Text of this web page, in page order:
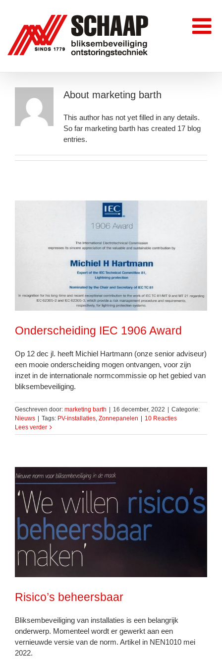
content
About marketing barth
This author has not yet filled in any details.
So far marketing barth has created 17 blog
entries.
Onderscheiding IEC 1906 Award
Op 12 dec jl. heeft Michiel Hartmann (onze senior adviseur)
een mooie onderscheiding mogen ontvangen, voor zijn
inzet in de internationale normcommissie op het gebied van
bliksembeveiliging.
Geschreven door: marketing barth | 16 december, 2022 | Categorie:
Nieuws | Tags: PV-installaties Zonnepanelen | 10 Reacties
Lees verder
Risico’s beheersbaar
Bliksembeveiliging van installaties is een belangrijk
onderwerp. Momenteel wordt er gewerkt aan een
vernieuwde versie van de norm. Artikel in NEN1010 mei
2022.